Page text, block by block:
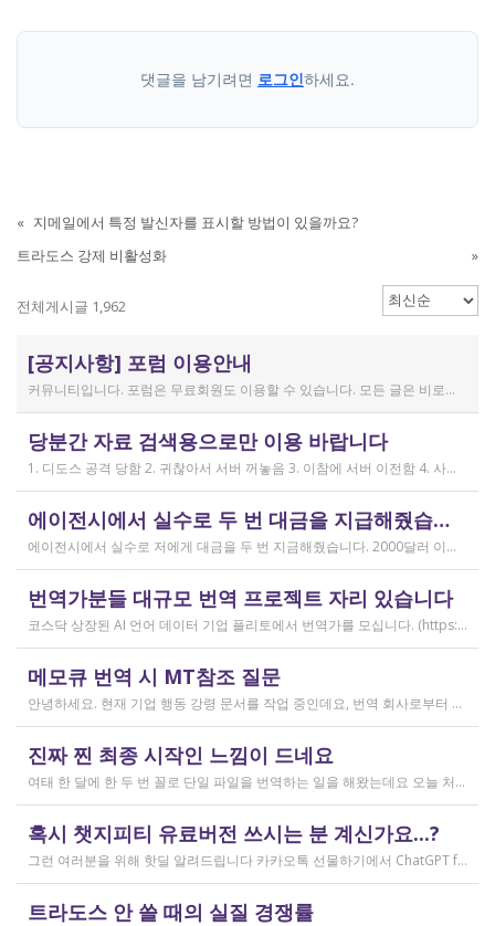
댓글을 남기려면 로그인하세요.
« 지메일에서 특정 발신자를 표시할 방법이 있을까요?
트라도스 강제 비활성화
»
전체게시글 1,962
[공지사항] 포럼 이용안내
커뮤니티입니다. 포럼은 무료회원도 이용할 수 있습니다. 모든 글은 비로그인 사용자에게도 공개됩니다. 감사합니다.
당분간 자료 검색용으로만 이용 바랍니다
1. 디도스 공격 당함 2. 귀찮아서 서버 꺼놓음 3. 이참에 서버 이전함 4. 사라진 데이터는 없는 것 확인했는데, 일부 DB 설정이 활성화 안됨 5. 고칠 수는 있는데, 저희 집 신생아 협조 필요 6. 신생아가 협조하지 않음 현재 새글 쓰기, 신규 가입, 덧글 달기 등은 막아 두었습니다 언제든 3월 18일 전후 시점으로 롤백될 수 있습니다 디도스 공격은 10평짜리 구녕가게에 사람을 1만명 보내 영업방해를 하는 것과 같은 기법입니다. 왜 디도스 공격을 그렇게까지 열정적으로 하는가? 이것이 심해진 시점이 제가 출산하러 간다고 블라그에 글을 쓴 직후입니다. 적절한 비유인지 모르겠는데 암퇘지도 출산 후에는 도축 안 하지 않나 싶고요 옛날 같으면 이렇게 순하게 살지 않을 것인데, 요새 드는 생각이 좀 있습니다 사람은 노력해 봤자고, 사실 모든 능력치는 정해졌고 발현만 기다리는 것이 전부가 아닐까요 어떤 사람은 노력의 고점이 디도스 공격인 것입니다 그 애미도 한때는 가능성의 김칫국을 사발째 드링킹하며 키웠겠지요 저한테도 이 사이트를 유지할 유인이 있음은 말씀드렸으니 잘 이용해 주시면 그만인 것이고 시간 나시거든 디도스 공격자도 긍휼히 여겨 주시길 바랍니다
작성일
2026.04.15
에이전시에서 실수로 두 번 대금을 지급해줬습니다
에이전시에서 실수로 저에게 대금을 두 번 지금해줬습니다. 2000달러 이상을 두 번 wise로 지급받았습니다;;;; 에이전시에서 wise측으로 중복입금으로 인한 입금 취소 문의를 했는데 불가능하다고 답변을 받았다고 저에게 문의해달라고 하여, 저도 wise에 문의를 했지만, 입금자 정보를 알려준다면 취소 가능한 것 처럼 말하다가 결국 완료된 송금이라 취소가 불가능하다는 답변을 최종 전달받았습니다. 잘 쓰지 않는 계정이라 대금은 그대로 있는데 이 경우 제가 에이전시 계좌로 2000달러를 직접 재송금해도 문제가 없을까요..?? 추후 제 수익으로 잡혀서 세금문제나 기타 다른 사항이 복잡해질 것 같아서 wise에서 취소해주길 간절히 바랬는데ㅜㅜㅜ 이런경험이 있으시다면 어떻게 해결하셨나요ㅠㅠㅠ;;;
작성일
2026.04.04
번역가분들 대규모 번역 프로젝트 자리 있습니다
코스닥 상장된 AI 언어 데이터 기업 플리토에서 번역가를 모십니다. (https://startups.koraia.org/company/297) • 번역할 내용: 일상 대화, 일반 문장 중심의 단문 데이터 (전문지식 불필요) • 참여 프로젝트: 단문 번역(Human Translation) • 모집 언어쌍: 한국어 <> 다국어 • 목적: AI 학습용 데이터셋 구축 • 근무 형태: 재택 근무(학생, 프리랜서 번역가 환영) • 근무방법: Flitto 플랫폼 또는 엑셀 파일을 이용하여 작업 진행 - 파일 1개당 약 9,800단어 (언어쌍별 상이) - 파일 단위로 작업하며 1개만 참여도 가능 (이후 추가 참여 선택 가능) - 파일 1개 번역에 약 3~4일 데드라인 부여 - 파일 1개 번역 시 약 180,000원 ~ 386,000원 수준 (언어쌍별 상이) - 정산은 월 1회 지급 (플리토 정산 기준) - 프로젝트 기간: 약 1~3개월 (자율 참여) ★작업 단가: 한국어 → 스페인어: 9,800단어, 38.4원/단어, 파일 1개 완료 시 약 376,800원 스페인어 → 한국어: 9,800단어, 33.8원/단어, 파일 1개 완료 시 약 331,000원 한국어 → 러시아어: 9,800단어, 26.1원/단어, 파일 1개 완료 시 약 255,000원 한국어 → 중국어(간체): 9,800단어, 23.0원/단어, 파일 1개 완료 시 약 225,000원 중국어(간체) → 한국어: 16,800글자, 18.4원/글자, 파일 1개 완료 시 약 309,000원 한국어 → 중국어(번체): 9,800단어, 26.1원/단어, 파일 1개 완료 시 약 255,000원 중국어(번체) → 한국어: 16,800글자, 23.0원/글자, 파일 1개 완료 시 약 386,000원 한국어 → 베트남어: 9,800단어, 18.4원/단어, 파일 1개 완료 시 약 180,000원 베트남어 → 한국어: 9,800단어, 23.0원/단어, 파일 1개 완료 시 약 225,000원 *실제 업무시 수령 금액은 단가 및 작업량에 따라 위 금액과 차이가 있을 수 있습니다. *플리토 플랫폼(작업 툴) 작업 시 상응하는 포인트로 단가가 지급됩니다. 다음 링크로 신청 부탁드립니다: https://form.jotform.com/253371208518456?source_channel=albamon
메모큐 번역 시 MT참조 질문
안녕하세요. 현재 기업 행동 강령 문서를 작업 중인데요, 번역 회사로부터 메모큐 서버에서 메모큐 파일을 받았습니다. 번역회사에서 아이디와 비밀번호를 받아서 작업을 하는데 데스크탑 메모큐가 무료 버전이어서인지 이것저것 만져보다 보니(TM(만들어서 처음 해보는 문서 얼라인 시도), 라이브독스, 텀베이스등 눌러보는 행위) 밑의 사진과 같이 번역메모리 연결도 안된다고 하고 분명 어떤 파일에도 체크가 안 되어있는데 하나의 파일로만 연결 가능하다고 해서... 데스크탑 메모큐에서는 번역이 어렵다고 판단하여 그대로 이중언어 파일을 익스포트 해서 트라도스로 번역했습니다. (얼라인먼트 기능 사용해 2023년의 공식 한글 번역을 레퍼런스로 번역) 그랬더니 (메모큐에선 단순했던 코드가 트라도스에 복잡하게 나타나더라고요 아무튼 이것들을 해결하고 QA도 돌리고 나서...) 이중언어 파일을 메모큐에서 받으려다 보니 또 Free mode issue로 지원하지 않는 기능이라고 하더라고요. 그래서... 웹 메모큐를 사용해 태초부터 번역을 진행 중인데, 자동 번역으로 MT가 뜨는 걸 딸깍딸깍하고 확정 중이었는데 뭔가 이래도 되나 하는 생각이 들어서 질문하러 왔습니다. (이렇게 뜨는 걸 딸깍 확정 딸깍 확정 반복...) 클라이언트가 가이드라인을 주진 않았고 처음 파일을 줄 때 그 회사의 텀베이스가 연결된 파일을 줘서 그거 기반으로 한글 뜻이 맞으면 맞는 가이드라인이겠거니 하고 있는데 문장 부호나 말투나 뭔가 좀 기계번역의 날것을 적용하고 있다는 생각이 들어서... 이럴 땐 어떻게 해야하는지 여쭤보고 싶어요. 제가 트라도스로 번역한 세그먼트를 메모큐 타겟 세그먼트에 복붙하면 오류가 나는데 그냥 코드를 빼고 제가 트라도스에서 번역한걸 메모큐로 손수 옮겨야 할까요..!! 오늘 새벽 내내 기술 배우라는게 다른게 아니라 이걸 잘 알아두라는 말이었구나 하면서 깨달음을 얻었습니다...
진짜 찐 최종 시작인 느낌이 드네요
여태 한 달에 한 두 번 꼴로 단일 파일을 번역하는 일을 해왔는데요 오늘 처음으로 모 회사에서 트라도스 패키지 파일로 전달하는 일을!!! 주셔서 열어봤습니다. ...너무 떨리네요 원래 타겟 세그먼트에 아무것도 없었는데, NMT나 100프로 매치로 채워져있고 그래요 맨 처음 일을 받고 돈을 받았을 때가 커리어의 시작이라고 생각했는데 몇 달 동안 그런 식으로 많으면 두 세개 정도의 일을 받다가 오늘 나름 볼륨 있는 업무를 맡게 되니까 뭔가 커리어의 [진짜_찐_시작_최종] 같고 긴장되네요 잘 해내고 싶어서 떨리고,,,,,, 잘 할 수 있을까 싶고 크아악 다들 2월에 일 잘 해내고 계신가요 여태껏 검색 기능을 사용해 눈팅만 해왔는데 산번혁 회원님들의 번역가 라이프는 어떻게 굴러가고 있는지 궁금하네요 호호호
2026.02.20
혹시 챗지피티 유료버전 쓰시는 분 계신가요...?
그런 여러분을 위해 핫딜 알려드립니다 카카오톡 선물하기에서 ChatGPT for Kakao 쳐서 들어가 보시면 한달에 200달러짜리 프로 버전을 2만9천원에 팔고 있습니다. 이벤트 성이라서 계속 판매는 안 할 것 같고 5개 구매 제한도 있긴 하지만, 어차피 3만원씩 내고 플러스 버전 쓰시고 계시다면 같은 가격에 프로 써보는 것도 나쁘지 않을 것 같아요 ㅎㅎ 저도 혹시 사기 아닌가 긴가민가했는데 진짜 프로 버전 맞더라고요.
트라도스 안 쓸 때의 실질 경쟁률